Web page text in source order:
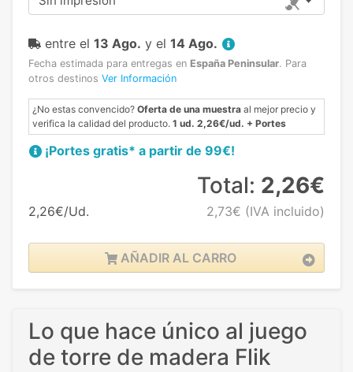
entre el 13 Ago. y el 14 Ago.
Fecha estimada para entregas en España Peninsular. Para
otros destinos Ver Información
¿No estas convencido? Oferta de una muestra al mejor precio y
verifica la calidad del producto. 1 ud. 2,26€/ud. + Portes
¡Portes gratis* a partir de 99€!
2,26€/Ud.
Total: 2,26€
2,73€ (IVA incluido)
AÑADIR AL CARRO
Lo que hace único al juego
de torre de madera Flik